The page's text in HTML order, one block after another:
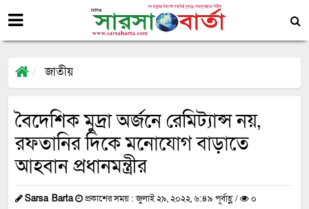
জাতীয়
বৈদেশিক মুদ্রা অর্জনে রেমিট্যান্স নয়,
রফতানির দিকে মনোযোগ বাড়াতে
আহবান প্রধানমন্ত্রীর
Sarsa Barta প্রকাশের সময় : জুলাই ২৯, ২০২২, ৬:৪৯ পূর্বাহ্ণ / ০